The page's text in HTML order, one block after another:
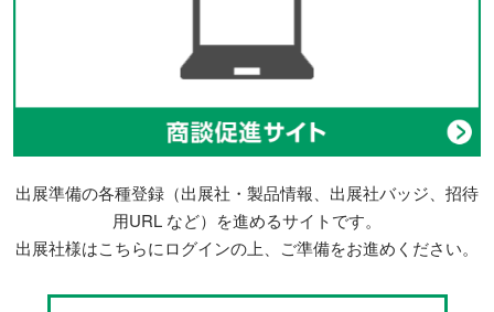
出展準備の各種登録（出展社・製品情報、出展社バッジ、招待
用URL など）を進めるサイトです。
出展社様はこちらにログインの上、ご準備をお進めください。